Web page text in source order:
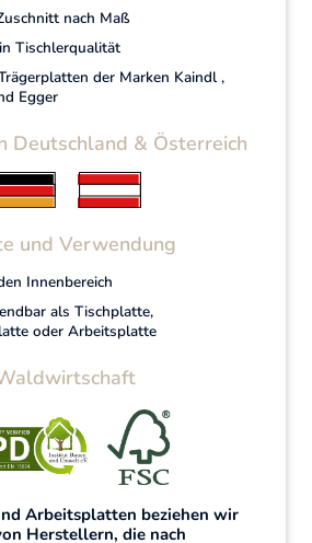
nach Maß
Tischlerqualität
der Marken Kaindl ,
Egger
Deutschland & Österreich
und Verwendung
Innenbereich
als Tischplatte,
oder Arbeitsplatte
Arbeitsplatten beziehen wir
Herstellern, die nach